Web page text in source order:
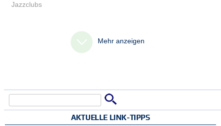
Jazzclubs
Mehr anzeigen
AKTUELLE LINK-TIPPS